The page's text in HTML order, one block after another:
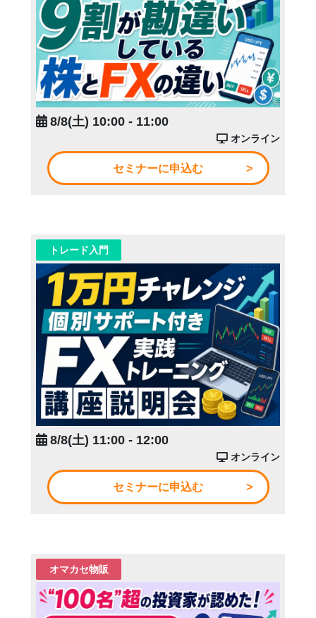
8/8(土) 10:00 - 11:00
オンライン
セミナーに申込む
トレード入門
8/8(土) 11:00 - 12:00
オンライン
セミナーに申込む
オマカセ物販